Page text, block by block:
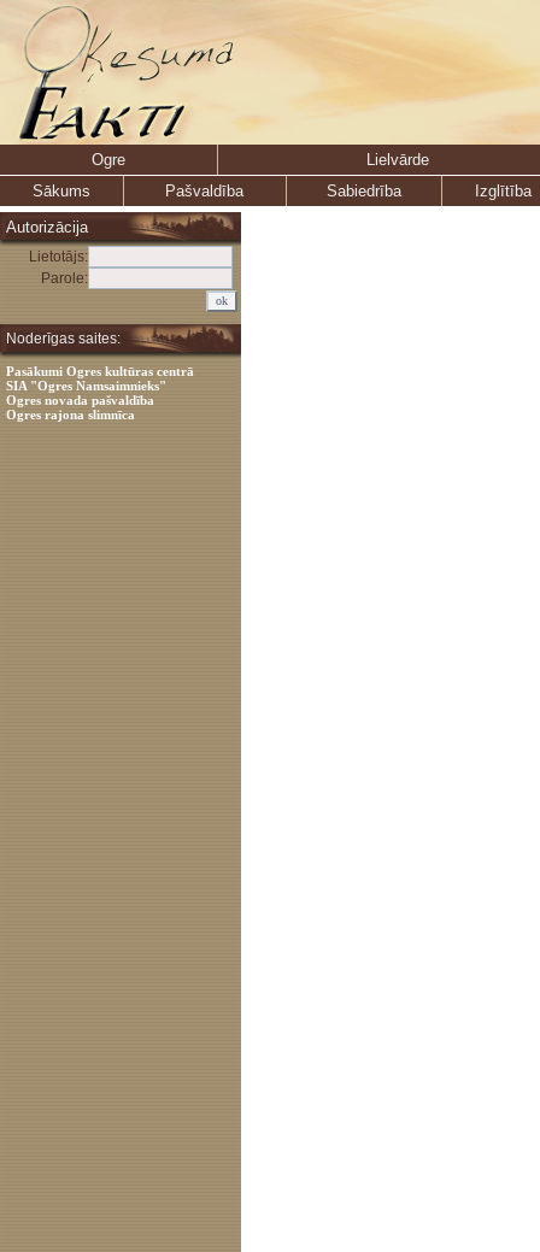
Ogre
Lielvārde
Sākums
Pašvaldība Sabiedrība
Izglītība
Autorizācija
Lietotājs:
Parole:
Noderīgas saites:
Pasākumi Ogres kultūras centrā
SIA "Ogres Namsaimnieks"
Ogres novada pašvaldība
Ogres rajona slimnīca